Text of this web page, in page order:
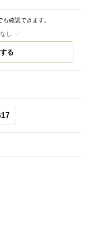
確認できます。
し
る